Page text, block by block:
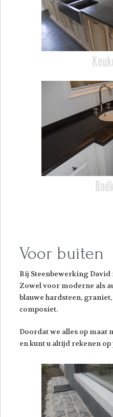
Voor buiten
Bij Steenbewerking
Zowel voor moderne als
blauwe hardsteen,
composiet.
Doordat we alles op maat
en kunt u altijd rekenen